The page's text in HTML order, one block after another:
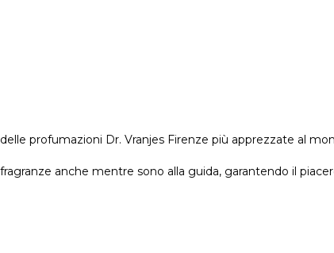
profumazioni Dr. Vranjes Firenze più apprezzate al
anche mentre sono alla guida, garantendo il